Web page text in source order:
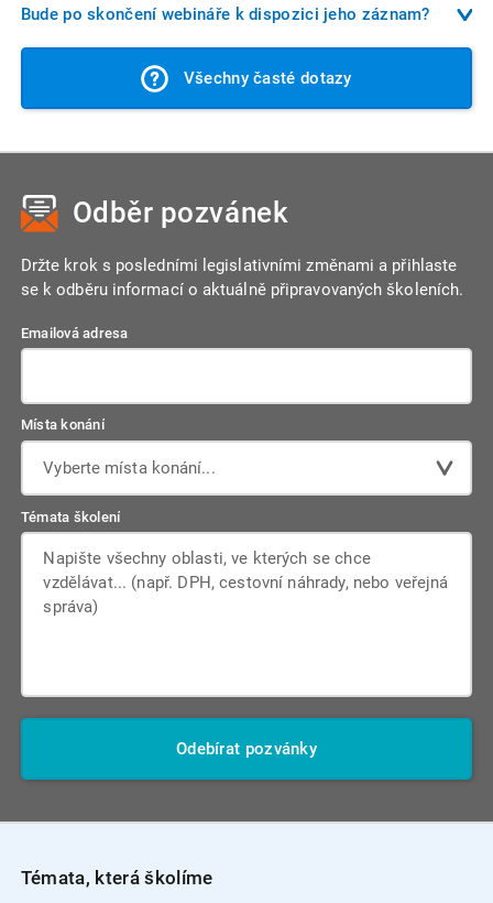
webinář.
se chtěli lektora zeptat, můžete ihned v průběhu živého
se, že jsou kořením každé přednášky. Dotazy nám můžete
zasílat i před konáním webináře na naši emailovou adresu,
následně je zařadíme do webináře.
Bude po skončení webináře k dispozici jeho záznam?
Z většiny webinářů zasíláme po konání všem přihlášným
účastníkům záznam webináře. Pořízení záznamu ale záleží
na množství okolností, neslibujeme proto, že obdržíte
konkrétního webináře nás prosím kontaktujte před
Všechny časté dotazy
Odběr pozvánek
Držte krok s posledními legislativními změnami a přihlaste
se k odběru informací o aktuálně připravovaných školeních.
Emailová adresa
Místa konání
Vyberte místa konání...
Témata školení
Odebírat pozvánky
Témata, která školíme